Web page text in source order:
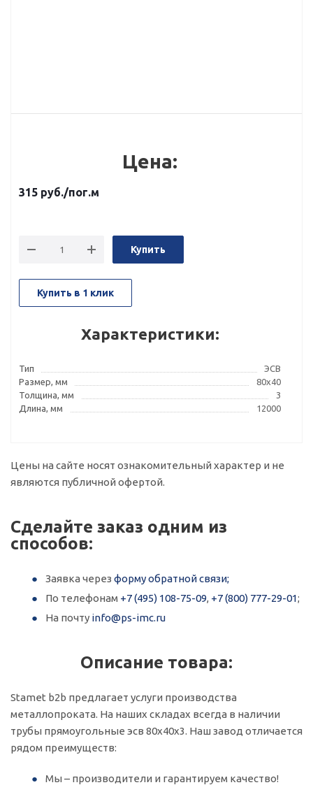
Цена:
315 руб./пог.м
Купить
Купить в 1 клик
Характеристики:
Тип
ЭСВ
Размер, мм
80x40
Толщина, мм
3
Длина, мм
12000
Цены на сайте носят ознакомительный характер и не
являются публичной офертой.
Сделайте заказ одним из
способов:
Заявка через форму обратной связи;
По телефонам +7 (495) 108-75-09, +7 (800) 777-29-01;
На почту info@ps-imc.ru
Описание товара:
Stamet b2b предлагает услуги производства
металлопроката. На наших складах всегда в наличии
трубы прямоугольные эсв 80х40х3. Наш завод отличается
рядом преимуществ:
Мы – производители и гарантируем качество!